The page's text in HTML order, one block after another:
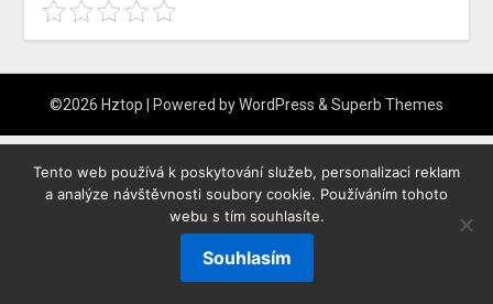
©2026 Hztop | Powered byWordPress &Superb Themes
Tento web používá k poskytování služeb, personalizaci reklam
a analýze návštěvnosti soubory cookie. Používáním tohoto
webu s tím souhlasíte.
Souhlasím